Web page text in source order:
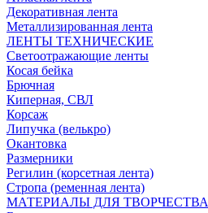
Декоративная лента
Металлизированная лента
ЛЕНТЫ ТЕХНИЧЕСКИЕ
Светоотражающие ленты
Косая бейка
Брючная
Киперная, СВЛ
Корсаж
Липучка (велькро)
Окантовка
Размерники
Регилин (корсетная лента)
Стропа (ременная лента)
МАТЕРИАЛЫ ДЛЯ ТВОРЧЕСТВА